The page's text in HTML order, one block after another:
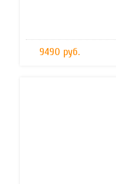
9490 руб.